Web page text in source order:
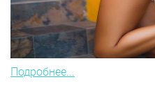
Подробнее...